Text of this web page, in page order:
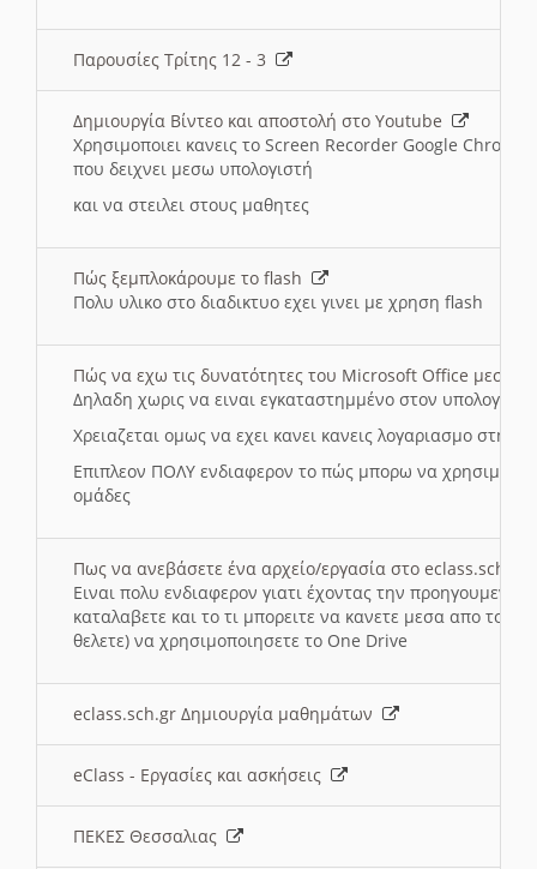
Παρουσίες Τρίτης 12 - 3
Δημιουργία Βίντεο και αποστολή στο Youtube
Χρησιμοποιει κανεις το Screen Recorder Google Chrome
που δειχνει μεσω υπολογιστή
και να στειλει στους μαθητες
Πώς ξεμπλοκάρουμε το flash
Πολυ υλικο στο διαδικτυο εχει γινει με χρηση flash
Πώς να εχω τις δυνατότητες του Microsoft Office μεσω
Δηλαδη χωρις να ειναι εγκαταστημμένο στον
Χρειαζεται ομως να εχει κανει κανεις λογαριασμο στη
Επιπλεον ΠΟΛΥ ενδιαφερον το πώς μπορω να
ομάδες
Πως να ανεβάσετε ένα αρχείο/εργασία στο eclass.sch.gr
Ειναι πολυ ενδιαφερον γιατι έχοντας την
καταλαβετε και το τι μπορειτε να κανετε μεσα απο το
θελετε) να χρησιμοποιησετε το One Drive
eclass.sch.gr Δημιουργία μαθημάτων
eClass - Εργασίες και ασκήσεις
ΠΕΚΕΣ Θεσσαλιας